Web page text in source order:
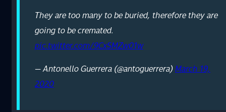
They are too many to be buried, therefore they are
going to be cremated.
pic.twitter.com/9CxSMZw01w
— Antonello Guerrera (@antoguerrera)March 19,
2020